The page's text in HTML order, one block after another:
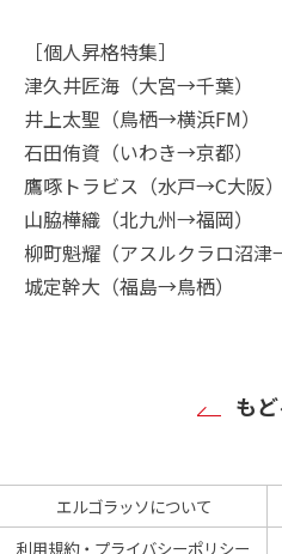
［個人昇格特集］
津久井匠海（大宮→千葉）
井上太聖（鳥栖→横浜FM）
石田侑資（いわき→京都）
鷹啄トラビス（水戸→C大阪）
山脇樺織（北九州→福岡）
柳町魁耀（アスルクラロ沼津
城定幹大（福島→鳥栖）
も
エルゴラッソについて
利用規約・プライバシーポリシー